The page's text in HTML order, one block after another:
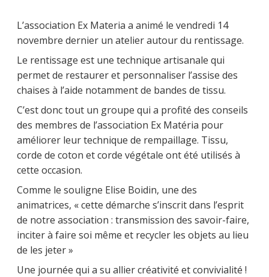
L’association Ex Materia a animé le vendredi 14
novembre dernier un atelier autour du rentissage.
Le rentissage est une technique artisanale qui
permet de restaurer et personnaliser l’assise des
chaises à l’aide notamment de bandes de tissu.
C’est donc tout un groupe qui a profité des conseils
des membres de l’association Ex Matéria pour
améliorer leur technique de rempaillage. Tissu,
corde de coton et corde végétale ont été utilisés à
cette occasion.
Comme le souligne Elise Boidin, une des
animatrices, « cette démarche s’inscrit dans l’esprit
de notre association : transmission des savoir-faire,
inciter à faire soi même et recycler les objets au lieu
de les jeter »
Une journée qui a su allier créativité et convivialité !